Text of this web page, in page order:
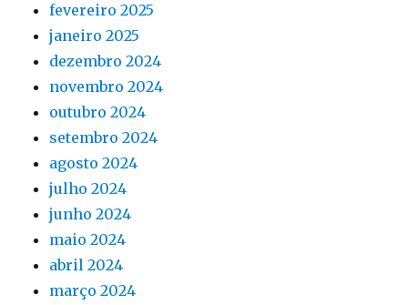
fevereiro 2025
janeiro 2025
dezembro 2024
novembro 2024
outubro 2024
setembro 2024
agosto 2024
julho 2024
junho 2024
maio 2024
abril 2024
março 2024